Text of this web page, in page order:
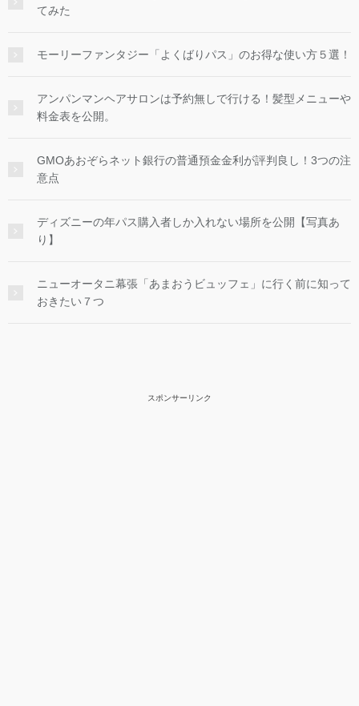
てみた
モーリーファンタジー「よくばりパス」のお得な使い方５選！
アンパンマンヘアサロンは予約無しで行ける！髪型メニューや
料金表を公開。
GMOあおぞらネット銀行の普通預金金利が評判良し！3つの注
意点
ディズニーの年パス購入者しか入れない場所を公開【写真あ
り】
ニューオータニ幕張「あまおうビュッフェ」に行く前に知って
おきたい７つ
スポンサーリンク